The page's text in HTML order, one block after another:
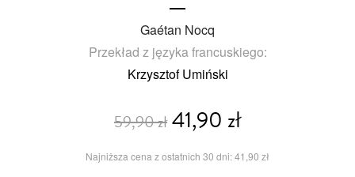
Gaétan Nocq
Przekład z języka francuskiego:
Krzysztof Umiński
59,90 zł41,90 zł
Najniższa cena z ostatnich 30 dni: 41,90 zł